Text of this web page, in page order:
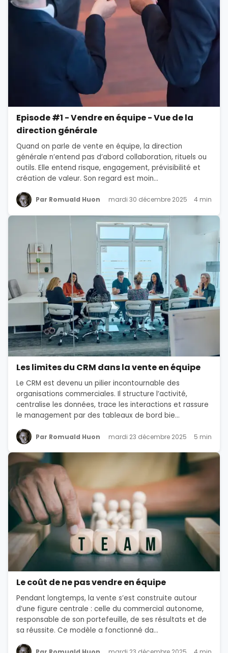
Episode #1 - Vendre en équipe - Vue de la
direction générale
Quand on parle de vente en équipe, la direction
générale n’entend pas d’abord collaboration, rituels ou
outils. Elle entend risque, engagement, prévisibilité et
création de valeur. Son regard est moin...
Par Romuald Huon mardi 30 décembre 2025 4 min
Les limites du CRM dans la vente en équipe
Le CRM est devenu un pilier incontournable des
organisations commerciales. Il structure l’activité,
centralise les données, trace les interactions et rassure
le management par des tableaux de bord bie...
Par Romuald Huon mardi 23 décembre 2025 5 min
Le coût de ne pas vendre en équipe
Pendant longtemps, la vente s’est construite autour
d’une figure centrale : celle du commercial autonome,
responsable de son portefeuille, de ses résultats et de
sa réussite. Ce modèle a fonctionné da...